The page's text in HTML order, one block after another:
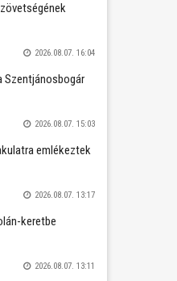
2026.08.07. 16:04
Szentjánosbogár
2026.08.07. 15:03
emlékeztek
2026.08.07. 13:17
keretbe
2026.08.07. 13:11